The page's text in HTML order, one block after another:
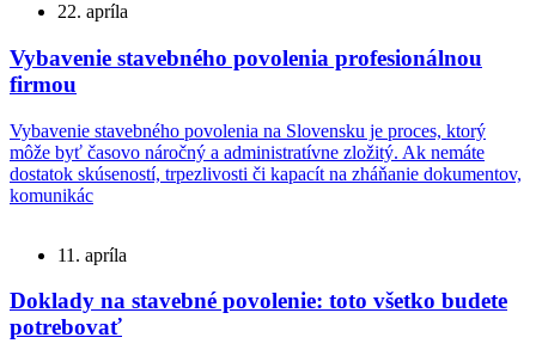
22. apríla
Vybavenie stavebného povolenia profesionálnou
firmou
Vybavenie stavebného povolenia na Slovensku je proces, ktorý
môže byť časovo náročný a administratívne zložitý. Ak nemáte
dostatok skúseností, trpezlivosti či kapacít na zháňanie dokumentov,
komunikác
11. apríla
Doklady na stavebné povolenie: toto všetko budete
potrebovať